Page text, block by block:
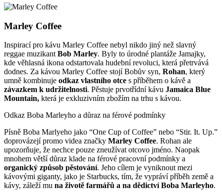
Marley Coffee
Inspirací pro kávu Marley Coffee nebyl nikdo jiný než slavný
reggae muzikantBob Marley. Byly to úrodné plantáže Jamajky,
kde věhlasná ikona odstartovala hudební revoluci, která přetrvává
dodnes. Za kávou Marley Coffee stojí Bobův syn, Rohan, který
umně kombinuje odkaz vlastního otce s příběhem o kávě a
závazkem k udržitelnosti. Pěstuje prvotřídní kávu Jamaica Blue
Mountain, která je exkluzivním zbožím na trhu s kávou.
Odkaz Boba Marleyho a důraz na férové podmínky
Písně Boba Marlyeho jako “One Cup of Coffee” nebo “Stir. It. Up.”
doprovázejí promo videa značky Marley Coffee. Rohan ale
upozorňuje, že nechce pouze zneužívat otcovo jméno. Naopak
mnohem větší důraz klade na férové pracovní podmínky a
organický způsob pěstování. Jeho cílem je vyniknout mezi
kávovými giganty, jako je Starbucks, tím, že vypráví příběh země a
kávy, záleží mu na životě farmářů a na dědictví Boba Marleyho.